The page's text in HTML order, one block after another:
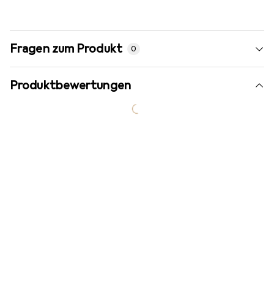
Fragen zum Produkt 0
Produktbewertungen